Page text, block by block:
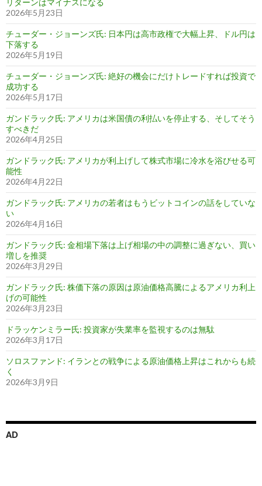
リターンはマイナスになる
2026年5月23日
チューダー・ジョーンズ氏: 日本円は高市政権で大幅上昇、ドル円は
下落する
2026年5月19日
チューダー・ジョーンズ氏: 絶好の機会にだけトレードすれば投資で
成功する
2026年5月17日
ガンドラック氏: アメリカは米国債の利払いを停止する、そしてそう
すべきだ
2026年4月25日
ガンドラック氏: アメリカが利上げして株式市場に冷水を浴びせる可
能性
2026年4月22日
ガンドラック氏: アメリカの若者はもうビットコインの話をしていな
い
2026年4月16日
ガンドラック氏: 金相場下落は上げ相場の中の調整に過ぎない、買い
増しを推奨
2026年3月29日
ガンドラック氏: 株価下落の原因は原油価格高騰によるアメリカ利上
げの可能性
2026年3月23日
ドラッケンミラー氏: 投資家が失業率を監視するのは無駄
2026年3月17日
ソロスファンド: イランとの戦争による原油価格上昇はこれからも続
く
2026年3月9日
AD